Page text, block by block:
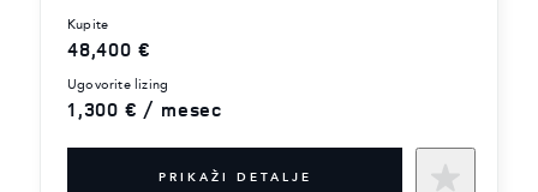
kupite
48,400 €
ugovorite lizing
1,300 € / mesec
PRIKAŽI DETALJE